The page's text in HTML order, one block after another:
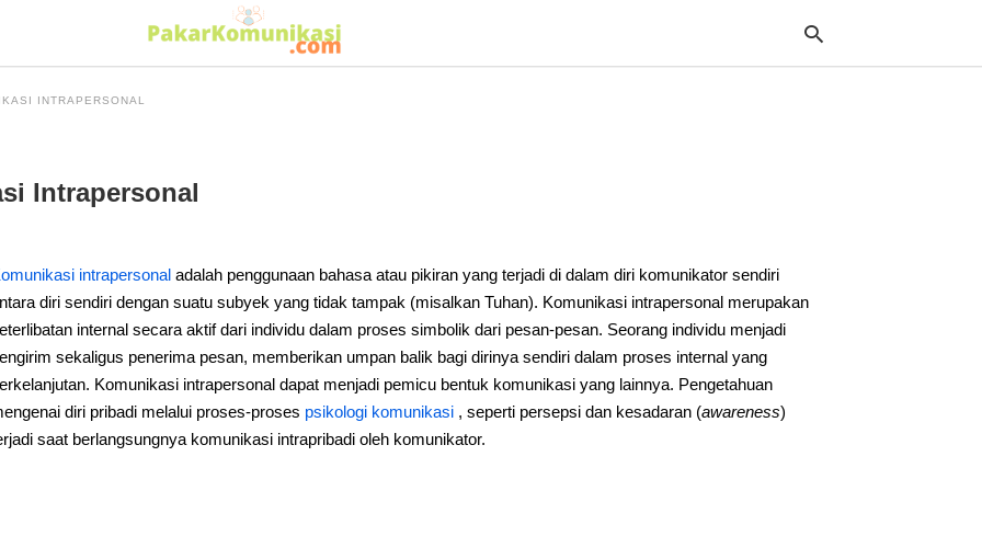
INTRAPERSONAL
Intrapersonal
intrapersonal adalah penggunaan bahasa atau pikiran yang terjadi di dalam diri komunikator sendiri
diri sendiri dengan suatu subyek yang tidak tampak (misalkan Tuhan). Komunikasi intrapersonal merupakan
internal secara aktif dari individu dalam proses simbolik dari pesan-pesan. Seorang individu menjadi
sekaligus penerima pesan, memberikan umpan balik bagi dirinya sendiri dalam proses internal yang
Komunikasi intrapersonal dapat menjadi pemicu bentuk komunikasi yang lainnya. Pengetahuan
diri pribadi melalui proses-proses psikologi komunikasi, seperti persepsi dan kesadaran (awareness)
saat berlangsungnya komunikasi intrapribadi oleh komunikator.